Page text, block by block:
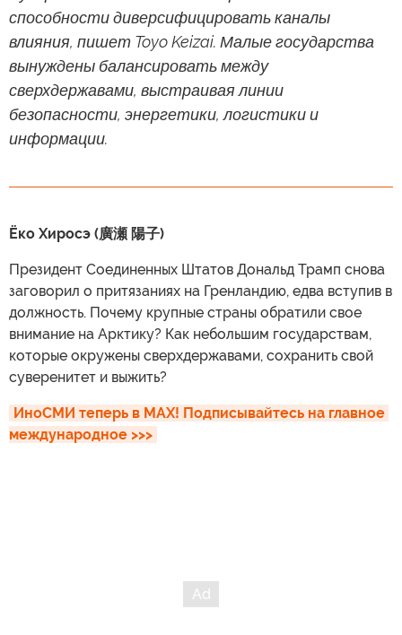
способности диверсифицировать каналы
влияния, пишет Toyo Keizai. Малые государства
вынуждены балансировать между
сверхдержавами, выстраивая линии
безопасности, энергетики, логистики и
информации.
Ёко Хиросэ (廣瀬 陽子)
Президент Соединенных Штатов Дональд Трамп снова
заговорил о притязаниях на Гренландию, едва вступив в
должность. Почему крупные страны обратили свое
внимание на Арктику? Как небольшим государствам,
которые окружены сверхдержавами, сохранить свой
суверенитет и выжить?
ИноСМИ теперь в MAX! Подписывайтесь на главное
международное >>>